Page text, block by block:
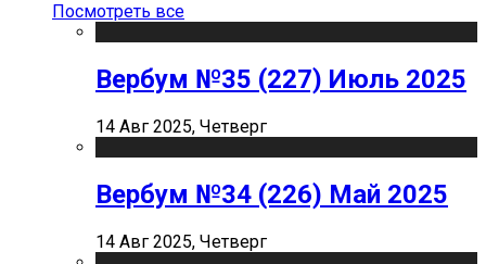
Посмотреть все
Вербум №35 (227) Июль 2025
14 Авг 2025, Четверг
Вербум №34 (226) Май 2025
14 Авг 2025, Четверг